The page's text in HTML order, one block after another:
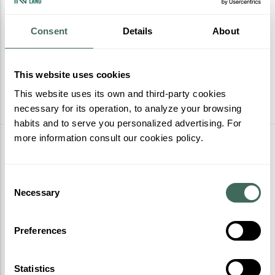
Consent Details About
This website uses cookies
This website uses its own and third-party cookies
necessary for its operation, to analyze your browsing
habits and to serve you personalized advertising. For
more information consult our cookies policy.
Selection
Necessary
Preferences
Statistics
Més activitats